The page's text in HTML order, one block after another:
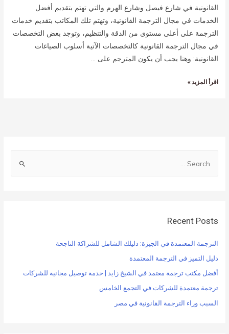
القانونية في شارع فيصل وشارع الهرم والتي تهتم بتقديم أفضل
الخدمات في مجال الترجمة القانونية، وتهتم تلك المكاتب بتقديم خدمات
الترجمة على أعلى مستوى من الدقة والتنظيم، وتوجد بعض التخصصات
في مجال الترجمة القانونية كالتخصصات الآتية أسلوب الصياغات
القانونية: وهنا يجب أن يكون المترجم على …
اقرأ المزيد »
Recent Posts
الترجمة المعتمدة في الجيزة: دليلك الشامل للشراكة الناجحة
دليل التميز في الترجمة المعتمدة
أفضل مكتب ترجمة معتمد في الشيخ زايد | خدمة توصيل مجانية للشركات
ترجمة معتمدة للشركات في التجمع الخامس
السبب وراء الترجمة القانونية في مصر